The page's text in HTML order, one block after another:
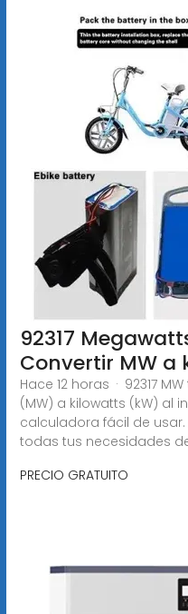
92317
Convertir MW a
Hace 12 horas · 92317
(MW) a kilowatts (kW) al
calculadora fácil de
todas tus necesidades
PRECIO GRATUITO